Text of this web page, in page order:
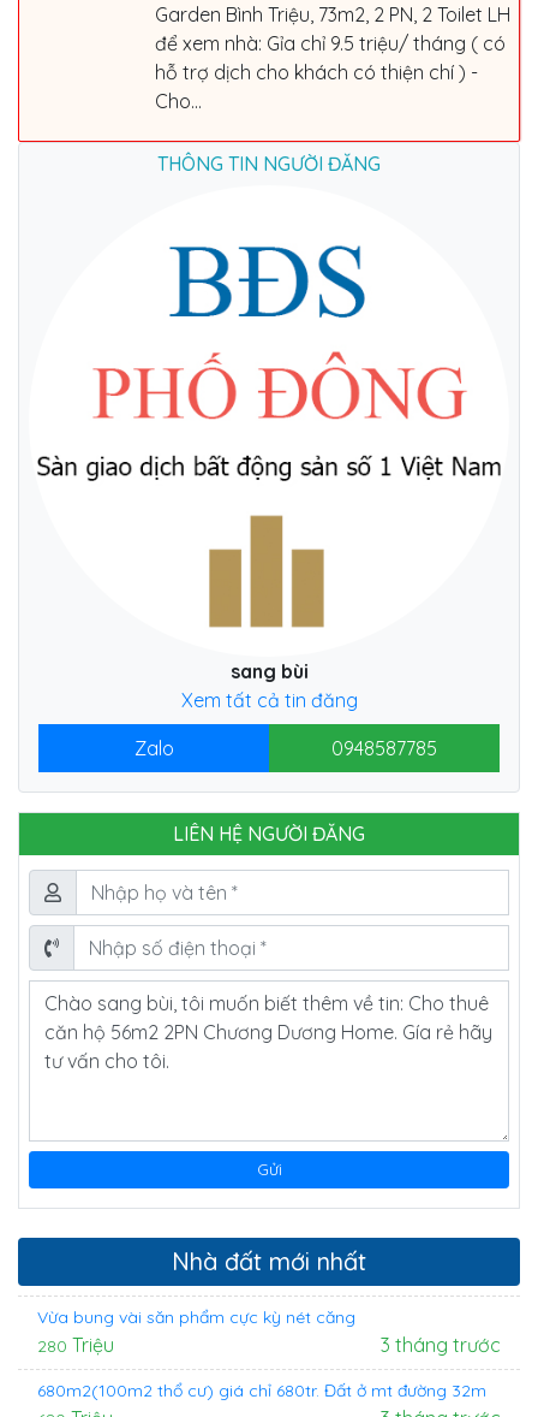
Garden Bình Triệu, 73m2, 2 PN, 2 Toilet LH
để xem nhà: Gỉa chỉ 9.5 triệu/ tháng ( có
hỗ trợ dịch cho khách có thiện chí ) -
Cho...
THÔNG TIN NGƯỜI ĐĂNG
sang bùi
Xem tất cả tin đăng
Zalo
0948587785
LIÊN HỆ NGƯỜI ĐĂNG
Nhà đất mới nhất
Vừa bung vài săn phẩm cực kỳ nét căng
280 Triệu 3 tháng trước
680m2(100m2 thổ cư) giá chỉ 680tr. Đất ở mt đường 32m